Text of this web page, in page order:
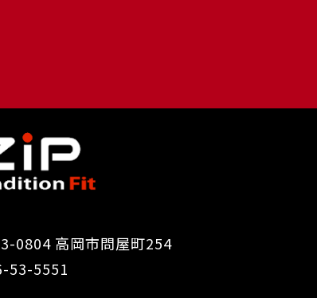
0804 高岡市問屋町254
53-5551